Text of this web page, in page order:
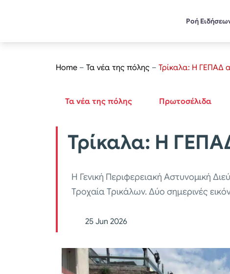
Ροή
Home – Τα νέα της πόλης – Τρίκαλα: Η ΓΕΠΑΔ
Τα νέα της πόλης Πρωτοσέλιδα
Τρίκαλα: Η
Η Γενική Περιφερειακή Αστυνομική
Τροχαία Τρικάλων. Δύο σημερινές
25 Jun 2026